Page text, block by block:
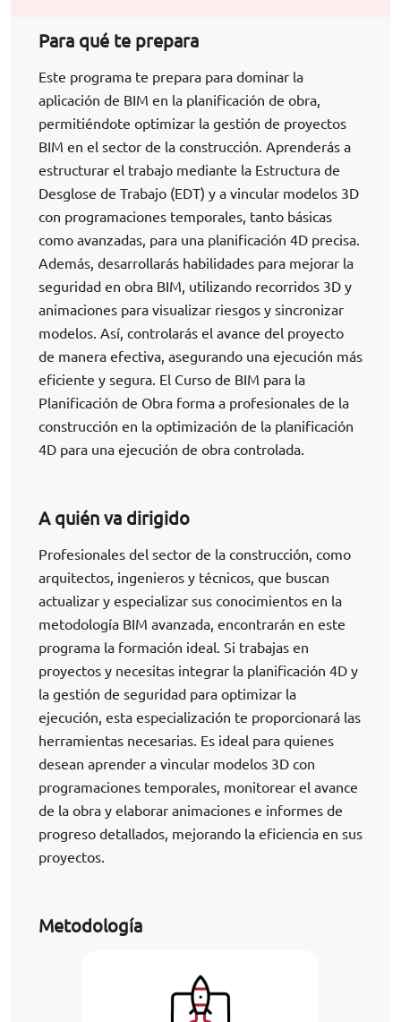
Para qué te prepara
Este programa te prepara para dominar la
aplicación de BIM en la planificación de obra,
permitiéndote optimizar la gestión de proyectos
BIM en el sector de la construcción. Aprenderás a
estructurar el trabajo mediante la Estructura de
Desglose de Trabajo (EDT) y a vincular modelos 3D
con programaciones temporales, tanto básicas
como avanzadas, para una planificación 4D precisa.
Además, desarrollarás habilidades para mejorar la
seguridad en obra BIM, utilizando recorridos 3D y
animaciones para visualizar riesgos y sincronizar
modelos. Así, controlarás el avance del proyecto
de manera efectiva, asegurando una ejecución más
eficiente y segura. El Curso de BIM para la
Planificación de Obra forma a profesionales de la
construcción en la optimización de la planificación
4D para una ejecución de obra controlada.
A quién va dirigido
Profesionales del sector de la construcción, como
arquitectos, ingenieros y técnicos, que buscan
actualizar y especializar sus conocimientos en la
metodología BIM avanzada, encontrarán en este
programa la formación ideal. Si trabajas en
proyectos y necesitas integrar la planificación 4D y
la gestión de seguridad para optimizar la
ejecución, esta especialización te proporcionará las
herramientas necesarias. Es ideal para quienes
desean aprender a vincular modelos 3D con
programaciones temporales, monitorear el avance
de la obra y elaborar animaciones e informes de
progreso detallados, mejorando la eficiencia en sus
proyectos.
Metodología